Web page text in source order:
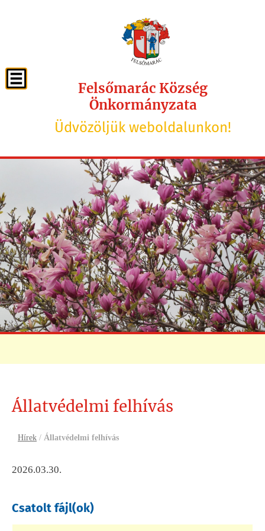
Felsőmarác Község
Önkormányzata
Üdvözöljük weboldalunkon!
Állatvédelmi felhívás
Hírek / Állatvédelmi felhívás
2026.03.30.
Csatolt fájl(ok)